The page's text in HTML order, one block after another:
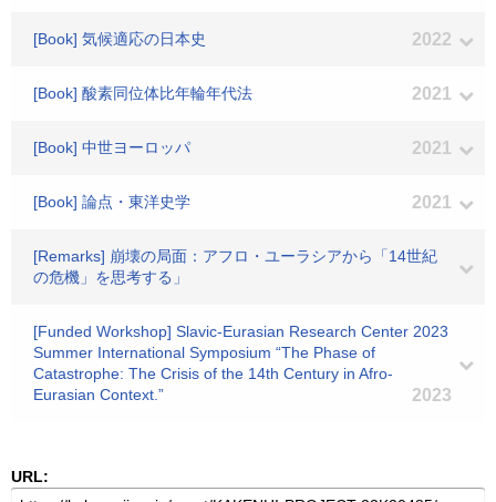
[Book] 気候適応の日本史 2022
[Book] 酸素同位体比年輪年代法 2021
[Book] 中世ヨーロッパ 2021
[Book] 論点・東洋史学 2021
[Remarks] 崩壊の局面：アフロ・ユーラシアから「14世紀
の危機」を思考する」
[Funded Workshop] Slavic-Eurasian Research Center 2023
Summer International Symposium “The Phase of
Catastrophe: The Crisis of the 14th Century in Afro-
Eurasian Context.”
2023
URL: